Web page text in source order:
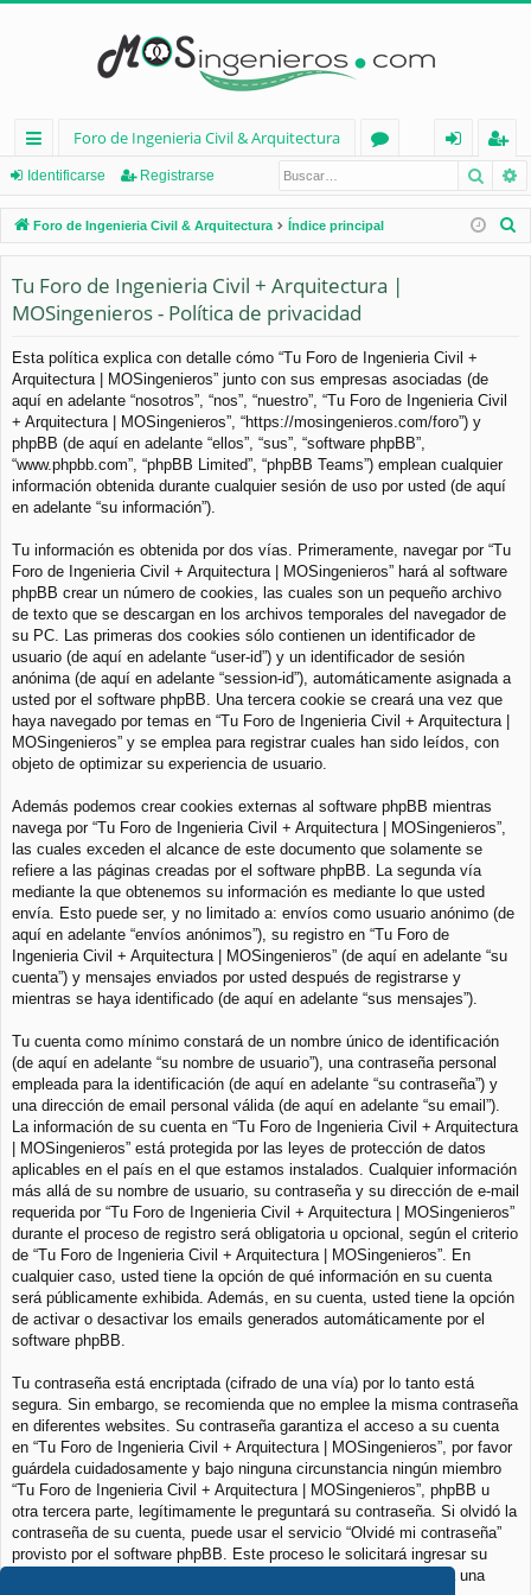
nl
ac
es
rá
pi
d
os
Foro de Ingenieria Civil & Arquitectura
os
nt
ifi
e
eg
ist
ra
Identificarse Registrarse
Foro de Ingenieria Civil & Arquitectura Índice principal
Tu Foro de Ingenieria Civil + Arquitectura |
MOSingenieros - Política de privacidad
Esta política explica con detalle cómo “Tu Foro de Ingenieria Civil +
Arquitectura | MOSingenieros” junto con sus empresas asociadas (de
aquí en adelante “nosotros”, “nos”, “nuestro”, “Tu Foro de Ingenieria Civil
+ Arquitectura | MOSingenieros”, “https://mosingenieros.com/foro”) y
phpBB (de aquí en adelante “ellos”, “sus”, “software phpBB”,
“www.phpbb.com”, “phpBB Limited”, “phpBB Teams”) emplean cualquier
información obtenida durante cualquier sesión de uso por usted (de aquí
en adelante “su información”).
Tu información es obtenida por dos vías. Primeramente, navegar por “Tu
Foro de Ingenieria Civil + Arquitectura | MOSingenieros” hará al software
phpBB crear un número de cookies, las cuales son un pequeño archivo
de texto que se descargan en los archivos temporales del navegador de
su PC. Las primeras dos cookies sólo contienen un identificador de
usuario (de aquí en adelante “user-id”) y un identificador de sesión
anónima (de aquí en adelante “session-id”), automáticamente asignada a
usted por el software phpBB. Una tercera cookie se creará una vez que
haya navegado por temas en “Tu Foro de Ingenieria Civil + Arquitectura |
MOSingenieros” y se emplea para registrar cuales han sido leídos, con
objeto de optimizar su experiencia de usuario.
Además podemos crear cookies externas al software phpBB mientras
navega por “Tu Foro de Ingenieria Civil + Arquitectura | MOSingenieros”,
las cuales exceden el alcance de este documento que solamente se
refiere a las páginas creadas por el software phpBB. La segunda vía
mediante la que obtenemos su información es mediante lo que usted
envía. Esto puede ser, y no limitado a: envíos como usuario anónimo (de
aquí en adelante “envíos anónimos”), su registro en “Tu Foro de
Ingenieria Civil + Arquitectura | MOSingenieros” (de aquí en adelante “su
cuenta”) y mensajes enviados por usted después de registrarse y
mientras se haya identificado (de aquí en adelante “sus mensajes”).
Tu cuenta como mínimo constará de un nombre único de identificación
(de aquí en adelante “su nombre de usuario”), una contraseña personal
empleada para la identificación (de aquí en adelante “su contraseña”) y
una dirección de email personal válida (de aquí en adelante “su email”).
La información de su cuenta en “Tu Foro de Ingenieria Civil + Arquitectura
| MOSingenieros” está protegida por las leyes de protección de datos
aplicables en el país en el que estamos instalados. Cualquier información
más allá de su nombre de usuario, su contraseña y su dirección de e-mail
requerida por “Tu Foro de Ingenieria Civil + Arquitectura | MOSingenieros”
durante el proceso de registro será obligatoria u opcional, según el criterio
de “Tu Foro de Ingenieria Civil + Arquitectura | MOSingenieros”. En
cualquier caso, usted tiene la opción de qué información en su cuenta
será públicamente exhibida. Además, en su cuenta, usted tiene la opción
de activar o desactivar los emails generados automáticamente por el
software phpBB.
Tu contraseña está encriptada (cifrado de una vía) por lo tanto está
segura. Sin embargo, se recomienda que no emplee la misma contraseña
en diferentes websites. Su contraseña garantiza el acceso a su cuenta
en “Tu Foro de Ingenieria Civil + Arquitectura | MOSingenieros”, por favor
guárdela cuidadosamente y bajo ninguna circunstancia ningún miembro
“Tu Foro de Ingenieria Civil + Arquitectura | MOSingenieros”, phpBB u
otra tercera parte, legítimamente le preguntará su contraseña. Si olvidó la
contraseña de su cuenta, puede usar el servicio “Olvidé mi contraseña”
provisto por el software phpBB. Este proceso le solicitará ingresar su
nombre de usuario y su email, luego el software phpBB generará una